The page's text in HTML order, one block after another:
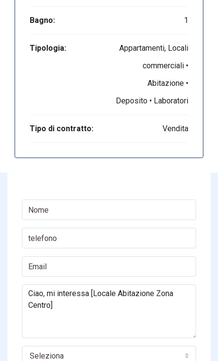
Bagno: 1
Tipologia:
Appartamenti, Locali
commerciali •
Abitazione •
Deposito • Laboratori
Tipo di contratto: Vendita
Seleziona